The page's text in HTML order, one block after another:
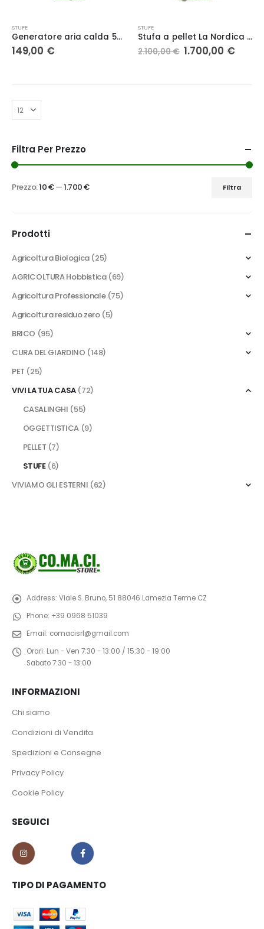
STUFE
Generatore aria calda 50 kw – serie UNK-G
149,00 €
STUFE
Stufa a pellet La Nordica Viviana h28404
2.100,00€ Il
prezzo
2.100,00 €.
1.700,00 €Il
Filtra Per Prezzo
Filtra
Prezzo:10 €—1.700 €
Prodotti
Agricoltura Biologica (25)
AGRICOLTURA Hobbistica (69)
Agricoltura Professionale (75)
Agricoltura residuo zero (5)
BRICO (95)
CURA DEL GIARDINO (148)
PET (25)
VIVI LA TUA CASA (72)
CASALINGHI (55)
OGGETTISTICA (9)
PELLET (7)
STUFE (6)
VIVIAMO GLI ESTERNI (62)
Address: Viale S. Bruno, 51 88046 Lamezia Terme CZ
Phone: +39 0968 51039
Email: comacisrl@gmail.com
Orari: Lun - Ven 7:30 - 13:00 / 15:30 - 19:00
Sabato 7:30 - 13:00
INFORMAZIONI
Chi siamo
Condizioni di Vendita
Spedizioni e Consegne
Privacy Policy
Cookie Policy
SEGUICI
TIPO DI PAGAMENTO